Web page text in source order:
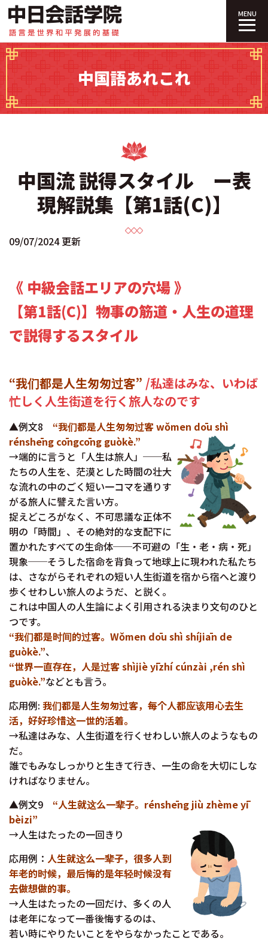
中日会話学院
MENU
中国語あれこれ
中国流 説得スタイル ー表
現解説集【第1話(C)】
09/07/2024 更新
《 中級会話エリアの穴場 》
【第1話(C)】物事の筋道・人生の道理
で説得するスタイル
“我们都是人生匆匆过客” /私達はみな、いわば
忙しく人生街道を行く旅人なのです
▲例文8 “我们都是人生匆匆过客 wǒmen dōu shì
rénshēng cōngcōng guòkè.”
→端的に言うと「人生は旅人」──私
たちの人生を、茫漠とした時間の壮大
な流れの中のごく短い一コマを通りす
がる旅人に譬えた言い方。
捉えどころがなく、不可思議な正体不
明の「時間」、その絶対的な支配下に
置かれたすべての生命体──不可避の「生・老・病・死」
現象──そうした宿命を背負って地球上に現われた私たち
は、さながらそれぞれの短い人生街道を宿から宿へと渡り
歩くせわしい旅人のようだ、と説く。
これは中国人の人生論によく引用される決まり文句のひと
つです。
“我们都是时间的过客。Wǒmen dōu shì shíjiān de
guòkè.”、
“世界一直存在，人是过客 shìjiè yīzhí cúnzài ,rén shì
guòkè.”などとも言う。
応用例: 我们都是人生匆匆过客，每个人都应该用心去生
活，好好珍惜这一世的活着。
→私達はみな、人生街道を行くせわしい旅人のようなもの
だ。
誰でもみなしっかりと生きて行き、一生の命を大切にしな
ければなりません。
▲例文9 “人生就这么一辈子。rénshēng jiù zhème yī
bèizi”
→人生はたったの一回きり
応用例： 人生就这么一辈子，很多人到
年老的时候，最后悔的是年轻时候没有
去做想做的事。
→人生はたったの一回だけ、多くの人
は老年になって一番後悔するのは、
若い時にやりたいことをやらなかったことである。